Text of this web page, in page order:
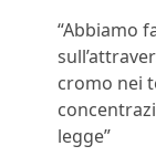
“Abbiamo
cromo nei
legge”